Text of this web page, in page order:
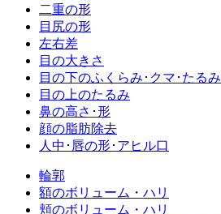
二重の形
目尻の形
左右差
目の大きさ
目の下のふくらみ･クマ･たるみ
目の上のたるみ
鼻の高さ･形
顔の脂肪除去
人中･唇の形･アヒル口
輪郭
額のボリューム・ハリ
頬のボリューム・ハリ